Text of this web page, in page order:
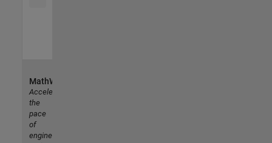
MathWorks
Accelerating
the
pace
of
engineering